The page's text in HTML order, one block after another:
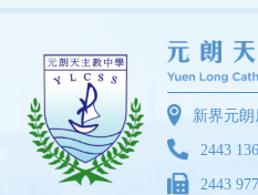
新界元
2443
2443